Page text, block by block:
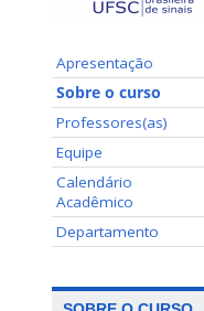
Apresentação
Sobre o curso
Professores(as)
Equipe
Calendário
Acadêmico
Departamento